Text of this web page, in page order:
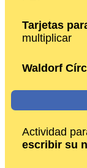
Tarjetas
multiplicar
Waldorf
Actividad
escribir su